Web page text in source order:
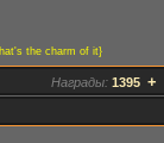
the charm of it}
Награды: 1395 +